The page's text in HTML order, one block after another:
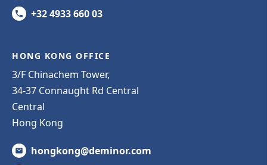
+32 4933 660 03
HONG KONG OFFICE
3/F Chinachem Tower,
34-37 Connaught Rd Central
Central
Hong Kong
hongkong@deminor.com